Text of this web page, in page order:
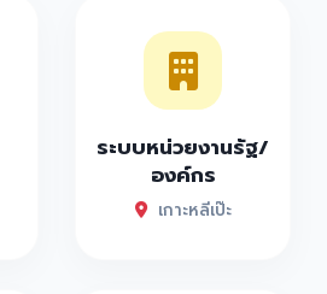
ระบบหน่วยงานรัฐ/
องค์กร
เกาะหลีเป๊ะ